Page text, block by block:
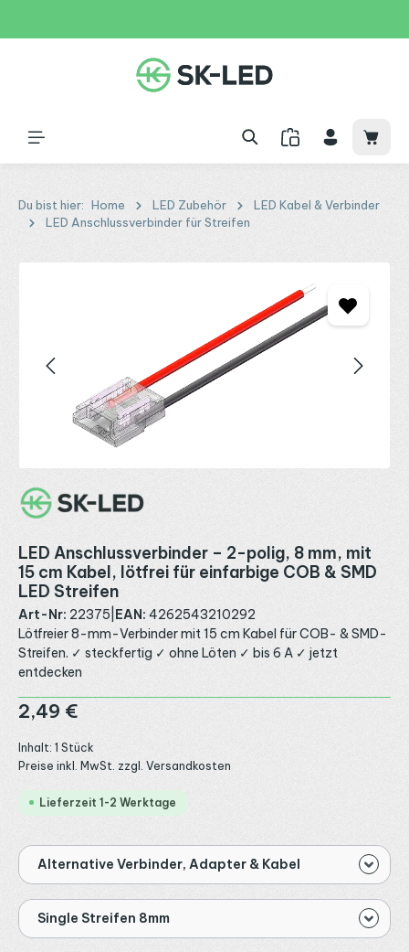
Du bist hier: Home LED Zubehör
LED Kabel & Verbinder
LED Anschlussverbinder für Streifen
LED Anschlussverbinder – 2-polig, 8 mm, mit
15 cm Kabel, lötfrei für einfarbige COB & SMD
LED Streifen
Art-Nr: 22375 EAN: 4262543210292
Lötfreier 8-mm-Verbinder mit 15 cm Kabel für COB- & SMD-
Streifen. ✓ steckfertig ✓ ohne Löten ✓ bis 6 A ✓ jetzt
entdecken
Regulärer Preis:
2,49 €
Inhalt: 1 Stück
Preise inkl. MwSt. zzgl. Versandkosten
Lieferzeit 1-2 Werktage
Alternative Verbinder, Adapter & Kabel
Single Streifen 8mm